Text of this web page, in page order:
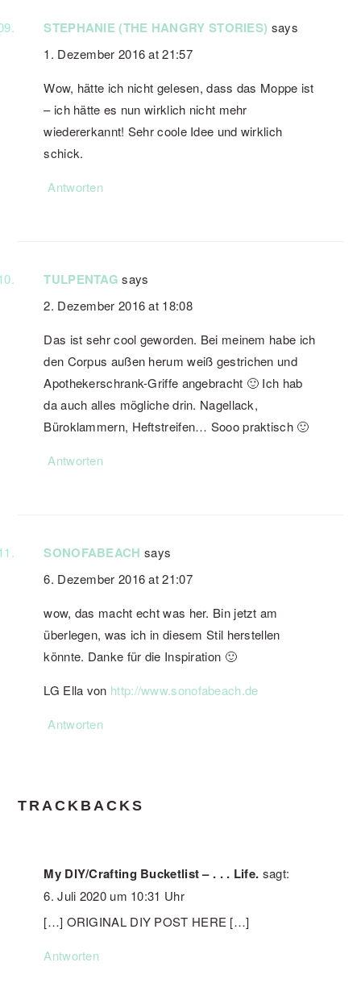
STEPHANIE (THE HANGRY STORIES) says
1. Dezember 2016 at 21:57
Wow, hätte ich nicht gelesen, dass das Moppe ist
– ich hätte es nun wirklich nicht mehr
wiedererkannt! Sehr coole Idee und wirklich
schick.
Antworten
TULPENTAG says
2. Dezember 2016 at 18:08
Das ist sehr cool geworden. Bei meinem habe ich
den Corpus außen herum weiß gestrichen und
Apothekerschrank-Griffe angebracht 🙂 Ich hab
da auch alles mögliche drin. Nagellack,
Büroklammern, Heftstreifen… Sooo praktisch 🙂
Antworten
SONOFABEACH says
6. Dezember 2016 at 21:07
wow, das macht echt was her. Bin jetzt am
überlegen, was ich in diesem Stil herstellen
könnte. Danke für die Inspiration 🙂
LG Ella von http://www.sonofabeach.de
Antworten
TRACKBACKS
My DIY/Crafting Bucketlist – . . . Life. sagt:
6. Juli 2020 um 10:31 Uhr
[…] ORIGINAL DIY POST HERE […]
Antworten